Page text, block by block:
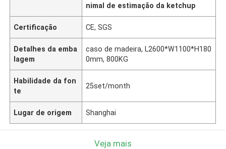
nimal de estimação da ketchup
Certificação CE, SGS
Detalhes da emba
lagem
caso de madeira, L2600*W1100*H180
0mm, 800KG
Habilidade da fon
te
25set/month
Lugar de origem Shanghai
Veja mais